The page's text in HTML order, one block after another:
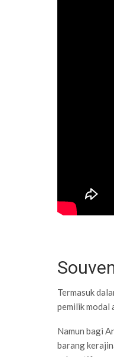
Termasuk
pemilik modal
Namun bagi
barang